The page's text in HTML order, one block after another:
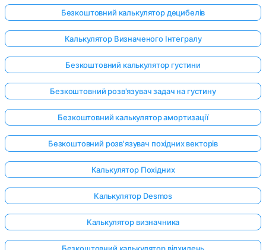
Безкоштовний калькулятор децибелів
Калькулятор Визначеного Інтегралу
Безкоштовний калькулятор густини
Безкоштовний розв'язувач задач на густину
Безкоштовний калькулятор амортизації
Безкоштовний розв'язувач похідних векторів
Калькулятор Похідних
Калькулятор Desmos
Калькулятор визначника